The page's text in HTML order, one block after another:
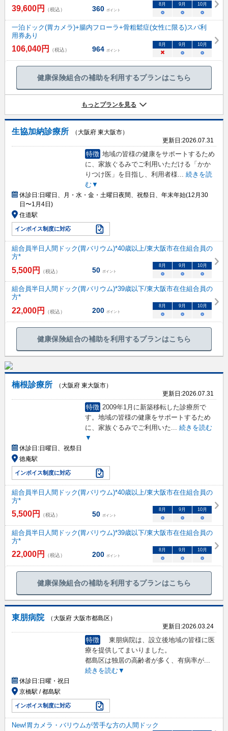
39,600円 （税込） 360 ポイント
8 月 9 月 10月
○ ○ ○
一泊ドック(胃カメラ)+腸内フローラ+骨粗鬆症(女性に限る)スパ利
用券あり
106,040円 （税込） 964 ポイント
8 月 9 月 10月
× ○ ○
健康保険組合の補助を利用するプランはこちら
もっとプランを見る
生協加納診療所
（大阪府 東大阪市）
更新日:2026.07.31
特徴 地域の皆様の健康をサポートするため
に、家族ぐるみでご利用いただける「かか
りつけ医」を目指し、利用者様... 続きを読
む▼
休診日:日曜日、月・水・金・土曜日夜間、祝祭日、年末年始(12月30
日〜1月4日)
住道駅
インボイス制度に対応
組合員半日人間ドック(胃バリウム)*40歳以上/東大阪市在住組合員の
方*
5,500円 （税込） 50 ポイント
8月 9月 10月
○ ○ ○
組合員半日人間ドック(胃バリウム)*39歳以下/東大阪市在住組合員の
方*
22,000円 （税込） 200 ポイント
8月 9月 10月
○ ○ ○
健康保険組合の補助を利用するプランはこちら
楠根診療所
（大阪府 東大阪市）
更新日:2026.07.31
特徴 2009年1月に新築移転した診療所で
す。地域の皆様の健康をサポートするため
に、家族ぐるみでご利用いた
続きを読む
▼
休診日:日曜日、祝祭日
徳庵駅
インボイス制度に対応
組合員半日人間ドック(胃バリウム)*40歳以上/東大阪市在住組合員の
方*
5,500円 （税込） 50 ポイント
8 月 9 月 10月
○ ○ ○
組合員半日人間ドック(胃バリウム)*39歳以下/東大阪市在住組合員の
方*
22,000円 （税込） 200 ポイント
8 月 9 月 10月
○ ○ ○
健康保険組合の補助を利用するプランはこちら
東朋病院
（大阪府 大阪市都島区）
更新日:2026.03.24
特徴
東朋病院は、設立後地域の皆様に医
療を提供してまいりました。
都島区は独居の高齢者が多く、有病率が...
続きを読む▼
休診日:日曜・祝日
京橋駅 / 都島駅
インボイス制度に対応
New!胃カメラ・バリウムが苦手な方の人間ドック